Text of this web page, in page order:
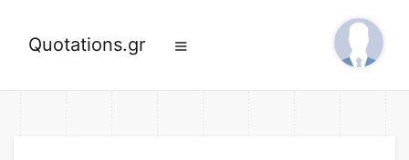
Quotations.gr